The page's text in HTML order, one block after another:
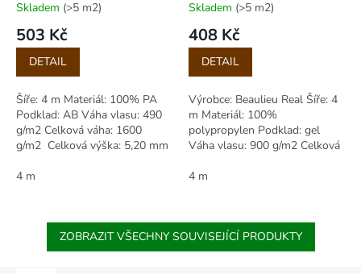
Skladem (>5 m2)
503 Kč
Měrná
cena:
DETAIL
Šíře: 4 m Materiál: 100% PA
Podklad: AB Váha vlasu: 490
g/m2 Celková váha: 1600
g/m2 Celková výška: 5,20 mm
4 m
Skladem (>5 m2)
408 Kč
Měrná
cena:
DETAIL
Výrobce: Beaulieu Real Šíře: 4
m Materiál: 100%
polypropylen Podklad: gel
Váha vlasu: 900 g/m2 Celková
3,00 mm Celková výška: 8,00
4 m
ZOBRAZIT VŠECHNY SOUVISEJÍCÍ PRODUKTY